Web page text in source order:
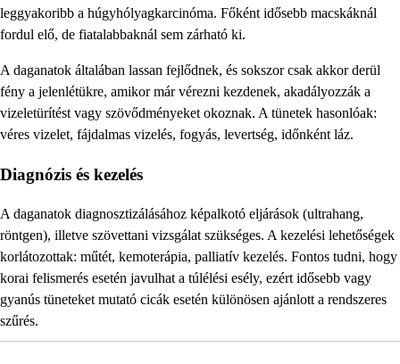
leggyakoribb a húgyhólyagkarcinóma. Főként idősebb macskáknál
fordul elő, de fiatalabbaknál sem zárható ki.
A daganatok általában lassan fejlődnek, és sokszor csak akkor derül
fény a jelenlétükre, amikor már vérezni kezdenek, akadályozzák a
vizeletürítést vagy szövődményeket okoznak. A tünetek hasonlóak:
véres vizelet, fájdalmas vizelés, fogyás, levertség, időnként láz.
Diagnózis és kezelés
A daganatok diagnosztizálásához képalkotó eljárások (ultrahang,
röntgen), illetve szövettani vizsgálat szükséges. A kezelési lehetőségek
korlátozottak: műtét, kemoterápia, palliatív kezelés. Fontos tudni, hogy
korai felismerés esetén javulhat a túlélési esély, ezért idősebb vagy
gyanús tüneteket mutató cicák esetén különösen ajánlott a rendszeres
szűrés.